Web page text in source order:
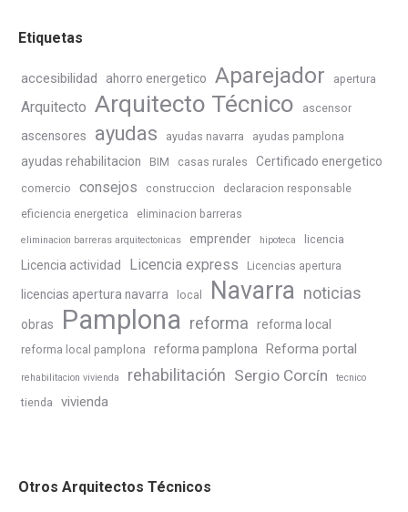
Etiquetas
accesibilidad ahorro energetico Aparejador apertura
Arquitecto Arquitecto Técnico ascensor
ascensores ayudas ayudas navarra ayudas pamplona
ayudas rehabilitacion BIM casas rurales Certificado energetico
comercio consejos construccion
declaracion responsable
eficiencia energetica
eliminacion barreras
eliminacion barreras arquitectonicas emprender hipoteca licencia
Licencia actividad Licencia express Licencias apertura
licencias apertura navarra local Navarra noticias
obras Pamplona reforma reforma local
reforma local pamplona reforma pamplona Reforma portal
rehabilitacion vivienda rehabilitación Sergio Corcín tecnico
tienda vivienda
Otros Arquitectos Técnicos